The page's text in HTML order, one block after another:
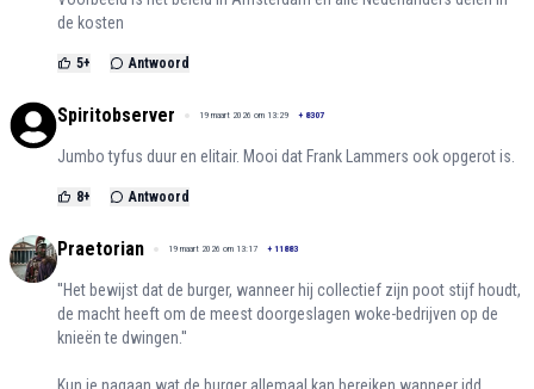
de kosten
5+ Antwoord
Spiritobserver 19 maart 2026 om 13:29 + 8307
Jumbo tyfus duur en elitair. Mooi dat Frank Lammers ook opgerot is.
8+ Antwoord
Praetorian 19 maart 2026 om 13:17 + 11883
''Het bewijst dat de burger, wanneer hij collectief zijn poot stijf houdt,
de macht heeft om de meest doorgeslagen woke-bedrijven op de
knieën te dwingen.''